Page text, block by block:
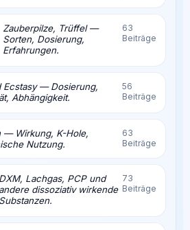
Zauberpilze, Trüffel —
Sorten, Dosierung,
Erfahrungen.
63
Beiträge
Ecstasy — Dosierung,
Abhängigkeit.
56
Beiträge
— Wirkung, K-Hole,
Nutzung.
63
Beiträge
DXM, Lachgas, PCP und
andere dissoziativ wirkende
Substanzen.
73
Beiträge